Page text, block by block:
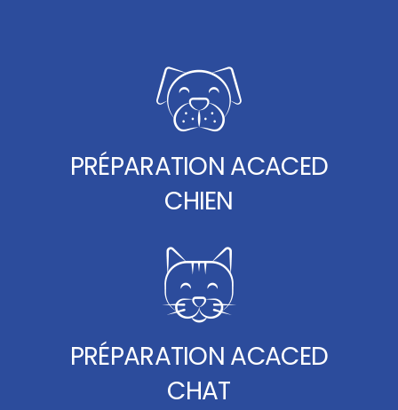
PRÉPARATION ACACED
CHIEN
PRÉPARATION ACACED
CHAT